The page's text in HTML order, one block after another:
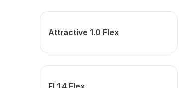
Attractive 1.0 Flex
El 1.4 Flex